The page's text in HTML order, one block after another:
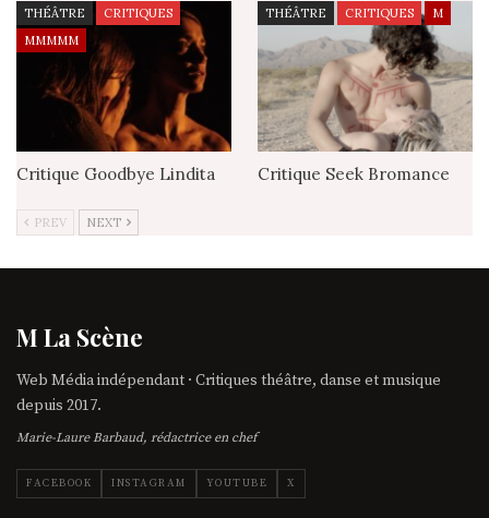
THÉÂTRE
CRITIQUES
MMMMM
Critique Goodbye Lindita
THÉÂTRE CRITIQUES M
Critique Seek Bromance
PREV NEXT
M La Scène
Web Média indépendant · Critiques théâtre, danse et musique
depuis 2017.
Marie-Laure Barbaud, rédactrice en chef
FACEBOOK INSTAGRAM YOUTUBE X